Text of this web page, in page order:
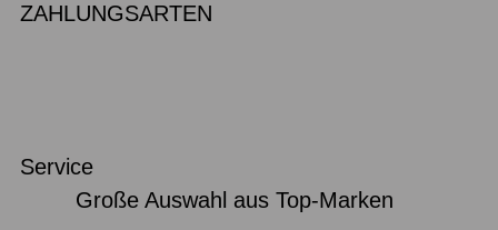
ZAHLUNGSARTEN
Service
Große Auswahl aus Top-Marken